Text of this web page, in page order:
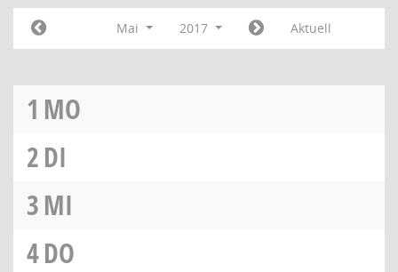
Mai 2017 Aktuell
1 MO
2DI
3MI
4DO